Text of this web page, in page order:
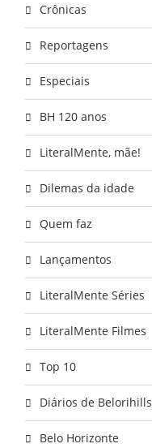
Crônicas
Reportagens
Especiais
BH 120 anos
LiteralMente, mãe!
Dilemas da idade
Quem faz
Lançamentos
LiteralMente Séries
LiteralMente Filmes
Top 10
Diários de Belorihills
Belo Horizonte